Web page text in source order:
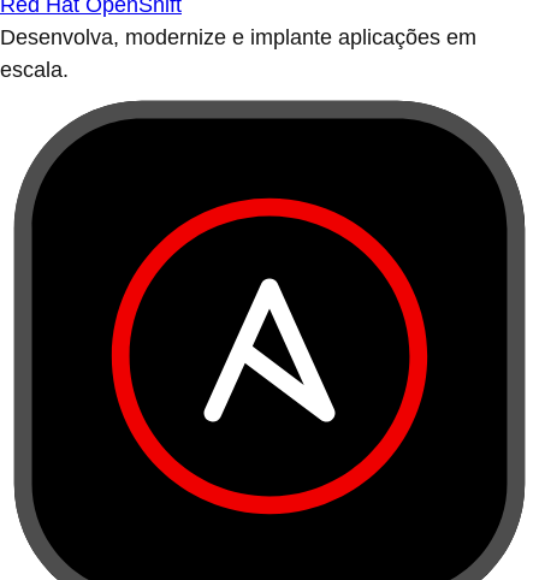
Red Hat OpenShift
Desenvolva, modernize e implante aplicações em
escala.